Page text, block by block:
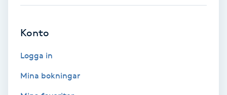
Vampyrbehandling
Vaxning
Konto
Logga in
Mina bokningar